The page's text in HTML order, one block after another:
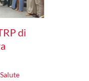
di
Salute